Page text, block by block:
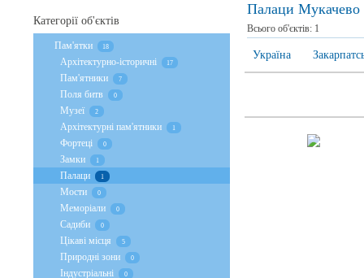
Палаци Мукачево
Всього об'єктів: 1
Україна
Категорії об'єктів
Пам'ятки 18
Архітектурно-історичні 17
Пам'ятники 7
Поля битв 0
Музеї 2
Архітектурні пам'ятники 1
Фортеці 0
Замки 1
Палаци 1
Мости 0
Меморіали 0
Садиби 0
Цікаві місця 5
Природні зони 0
Індустріальні 0